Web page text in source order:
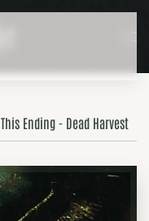
This Ending - Dead Harvest